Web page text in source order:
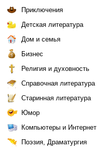
Приключения
Детская литература
Дом и семья
Бизнес
Религия и духовность
Справочная литература
Старинная литература
Юмор
Компьютеры и Интернет
Поэзия, Драматургия